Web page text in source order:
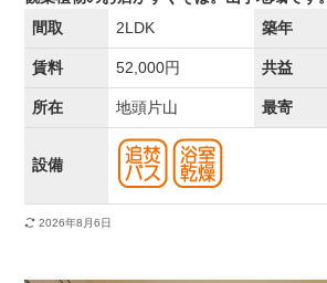
間取
2LDK 築年
賃料 52,000円 共益
所在 地頭片山 最寄
設備
2026年8月6日